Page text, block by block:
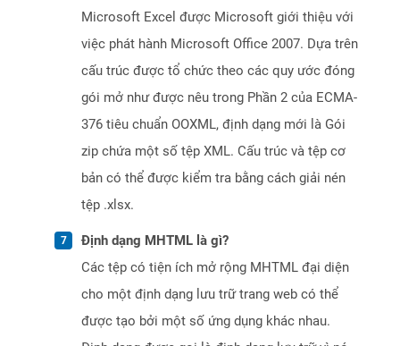
Microsoft Excel được Microsoft giới thiệu với
việc phát hành Microsoft Office 2007. Dựa trên
cấu trúc được tổ chức theo các quy ước đóng
gói mở như được nêu trong Phần 2 của ECMA-
376 tiêu chuẩn OOXML, định dạng mới là Gói
zip chứa một số tệp XML. Cấu trúc và tệp cơ
bản có thể được kiểm tra bằng cách giải nén
tệp .xlsx.
Định dạng MHTML là gì?
Các tệp có tiện ích mở rộng MHTML đại diện
cho một định dạng lưu trữ trang web có thể
được tạo bởi một số ứng dụng khác nhau.